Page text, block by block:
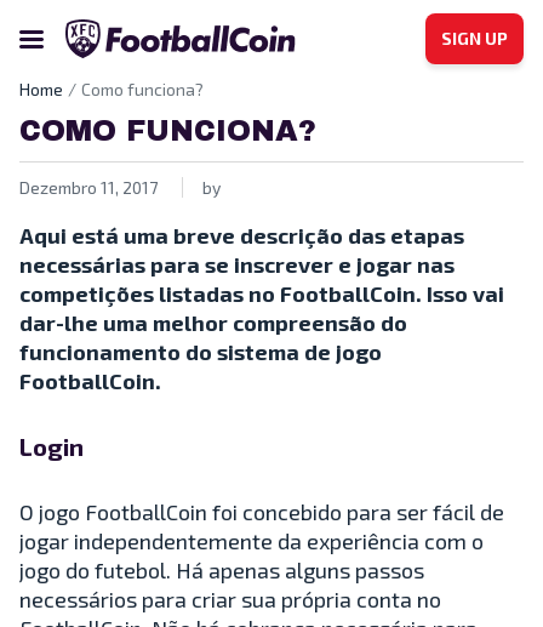
SIGN UP
Home Como funciona?
COMO FUNCIONA?
Dezembro 11, 2017 by
Aqui está uma breve descrição das etapas
necessárias para se inscrever e jogar nas
competições listadas no FootballCoin. Isso vai
dar-lhe uma melhor compreensão do
funcionamento do sistema de jogo
FootballCoin.
Login
O jogo FootballCoin foi concebido para ser fácil de
jogar independentemente da experiência com o
jogo do futebol. Há apenas alguns passos
necessários para criar sua própria conta no